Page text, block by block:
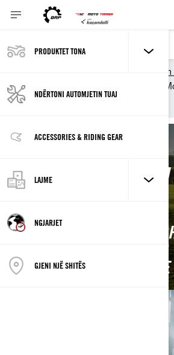
PRODUKTET TONA
NDËRTONI AUTOMJETIN TUAJ
ACCESSORIES & RIDING GEAR
LAJME
NGJARJET
GJENI NJË SHITËS
Can-
2026 ATV & Side-By-Side
Road
PLOTË I
SHFLETONI ATV CAN-AM
KRAH PËR KRAH PËR
QËLLIM DHE STIL NGASEJE